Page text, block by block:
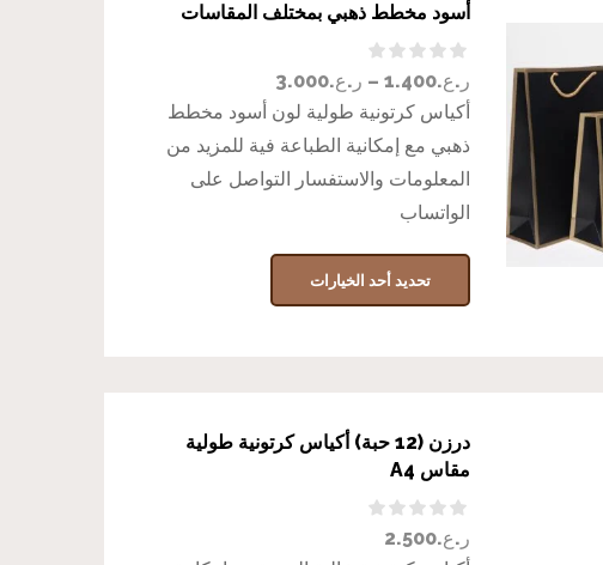
أسود مخطط ذهبي بمختلف المقاسات
ر.ع.1.400
– ر.ع.3.000
أكياس كرتونية طولية لون أسود مخطط
ذهبي مع إمكانية الطباعة فية للمزيد من
المعلومات والاستفسار التواصل على
الواتساب
تحديد أحد الخيارات
درزن (12 حبة) أكياس كرتونية طولية
مقاس A4
ر.ع.2.500